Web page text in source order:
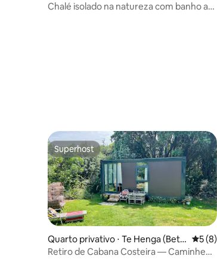
Chalé isolado na natureza com banho ao
Superhost
Superhost
Quarto privativo ⋅ Te Henga (Beth
ells Beach)
5 de
5 (8)
Retiro de Cabana Costeira — Caminhe